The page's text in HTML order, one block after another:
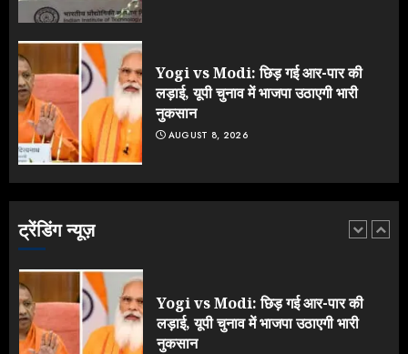
Yogi vs Modi: छिड़ गई आर-पार की
लड़ाई, यूपी चुनाव में भाजपा उठाएगी भारी
नुकसान
AUGUST 8, 2026
ट्रेंडिंग न्यूज़
5
JULY 24, 2026
1
भड़क गए जेन-जी, करने लगे शिकायत
Yogi vs Modi: छिड़ गई आर-पार की
लड़ाई, यूपी चुनाव में भाजपा उठाएगी भारी
नुकसान